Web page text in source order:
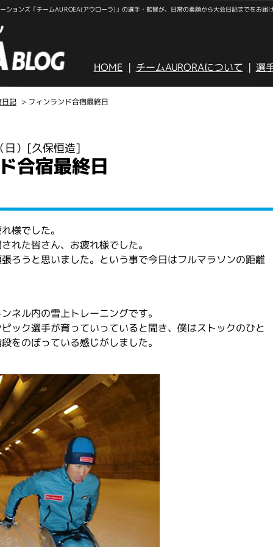
ションズ「チームAUROEA(アウローラ)」の選手・監督が、日常の素顔から大会日記までをお届
HOME チームAURORAについて 選
記 > フィンランド合宿最終日
） [久保恒造]
合宿最終日
様でした。
れた皆さん、お疲れ様でした。
ろうと思いました。という事で今日はフルマラソンの距離
ネル内の雪上トレーニングです。
ック選手が育っていっていると聞き、僕はストックのひと
をのぼっている感じがしました。